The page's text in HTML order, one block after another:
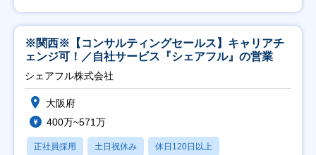
※関西※【コンサルティングセールス】キャリアチ
ェンジ可！／自社サービス『シェアフル』の営業
シェアフル株式会社
大阪府
400万~571万
正社員採用 土日祝休み 休日120日以上